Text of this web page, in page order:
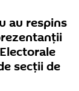
au respins
secții de